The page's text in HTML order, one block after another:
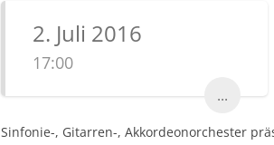
2. Juli 2016
17:00
...
Sinfonie-, Gitarren-, Akkordeonorchester